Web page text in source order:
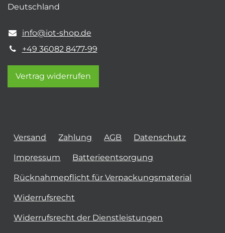
Deutschland
info@iot-shop.de
+49 36082 8477-99
Vertrag widerrufen
Versand Zahlung AGB Datenschutz
Impressum Batterieentsorgung
Rücknahmepflicht für Verpackungsmaterial
Widerrufsrecht
Widerrufsrecht der Dienstleistungen